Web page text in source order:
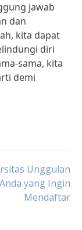
jawab
dan
kita dapat
diri
sama, kita
demi
Unggulan
yang Ingin
Mendaftar